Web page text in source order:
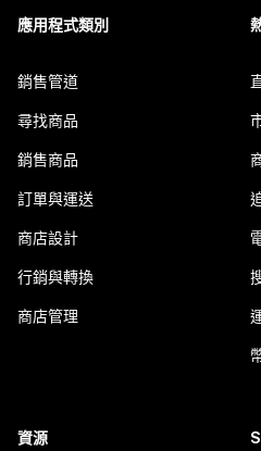
應用程式類別
銷售管道
尋找商品
銷售商品
訂單與運送
商店設計
行銷與轉換
商店管理
資源